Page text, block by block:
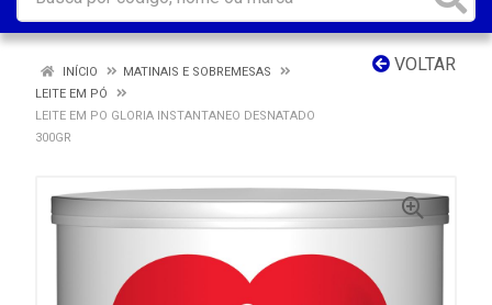
VOLTAR
INÍCIO
MATINAIS E SOBREMESAS
LEITE EM PÓ
LEITE EM PO GLORIA INSTANTANEO DESNATADO
300GR